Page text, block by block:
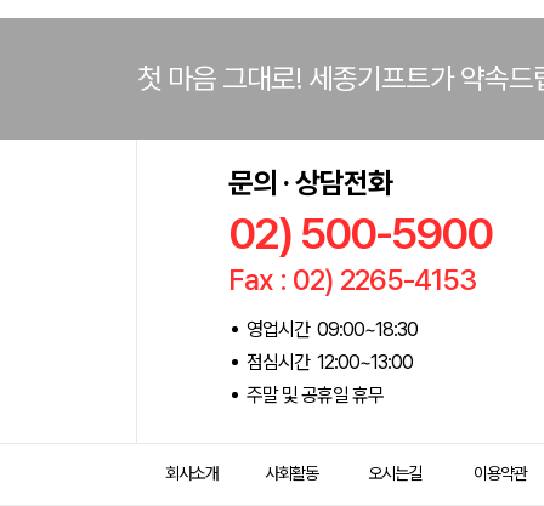
첫 마음 그대로! 세종기프트가 약속드
문의 · 상담전화
02) 500-5900
Fax : 02) 2265-4153
영업시간 09:00~18:30
점심시간 12:00~13:00
주말 및 공휴일 휴무
회사소개 사회활동 오시는길 이용약관